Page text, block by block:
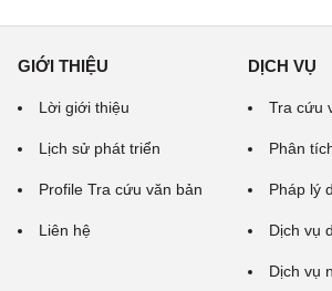
GIỚI THIỆU
Lời giới thiệu
Lịch sử phát triển
Profile Tra cứu văn bản
Liên hệ
DỊCH VỤ
Tra cứu
Phân
Pháp lý
Dịch vụ
Dịch vụ